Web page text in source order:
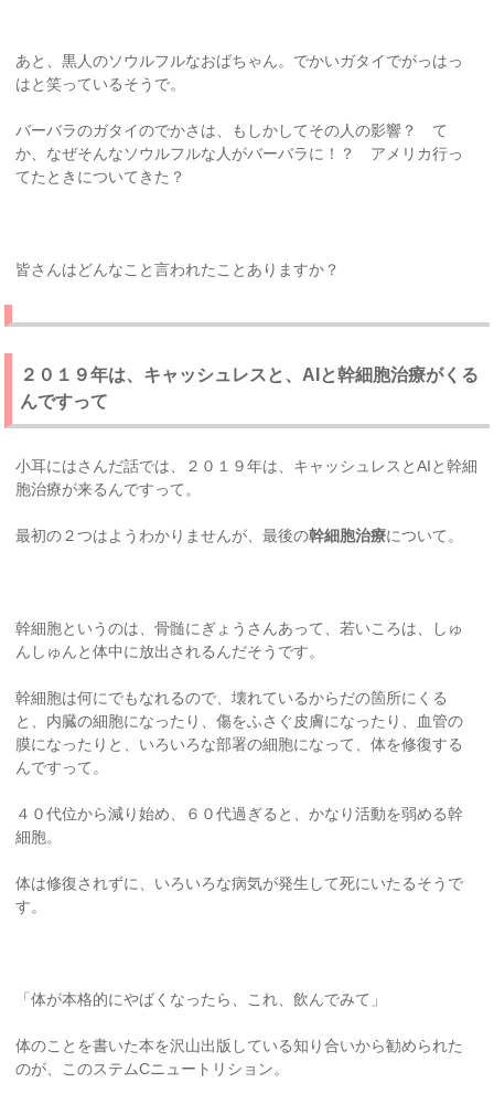
あと、黒人のソウルフルなおばちゃん。でかいガタイでがっはっ
はと笑っているそうで。
バーバラのガタイのでかさは、もしかしてその人の影響？ て
か、なぜそんなソウルフルな人がバーバラに！？ アメリカ行っ
てたときについてきた？
皆さんはどんなこと言われたことありますか？
２０１９年は、キャッシュレスと、AIと幹細胞治療がくる
んですって
小耳にはさんだ話では、２０１９年は、キャッシュレスとAIと幹細
胞治療が来るんですって。
最初の２つはようわかりませんが、最後の幹細胞治療について。
幹細胞というのは、骨髄にぎょうさんあって、若いころは、しゅ
んしゅんと体中に放出されるんだそうです。
幹細胞は何にでもなれるので、壊れているからだの箇所にくる
と、内臓の細胞になったり、傷をふさぐ皮膚になったり、血管の
膜になったりと、いろいろな部署の細胞になって、体を修復する
んですって。
４０代位から減り始め、６０代過ぎると、かなり活動を弱める幹
細胞。
体は修復されずに、いろいろな病気が発生して死にいたるそうで
す。
「体が本格的にやばくなったら、これ、飲んでみて」
体のことを書いた本を沢山出版している知り合いから勧められた
のが、このステムCニュートリション。